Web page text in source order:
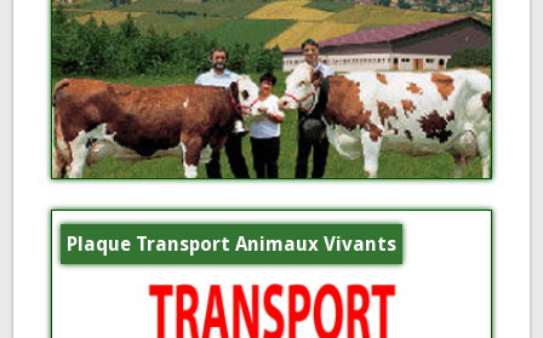
Plaque Transport Animaux Vivants